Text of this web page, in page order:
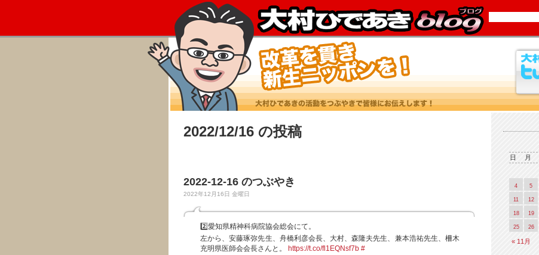
2022/12/16 の投稿
2022-12-16 のつぶやき
2022年12月16日 金曜日
2️⃣愛知県精神科病院協会総会にて。
左から、安藤琢弥先生、舟橋利彦会長、大村、森隆夫先生、兼本浩祐先生、柵木
充明県医師会会長さんと。
https://t.co/fl1EQNsf7b #
日 月
« 11月
4 5
11 12
18 19
25 26